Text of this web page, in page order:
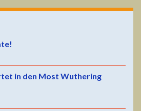
in den Most Wuthering